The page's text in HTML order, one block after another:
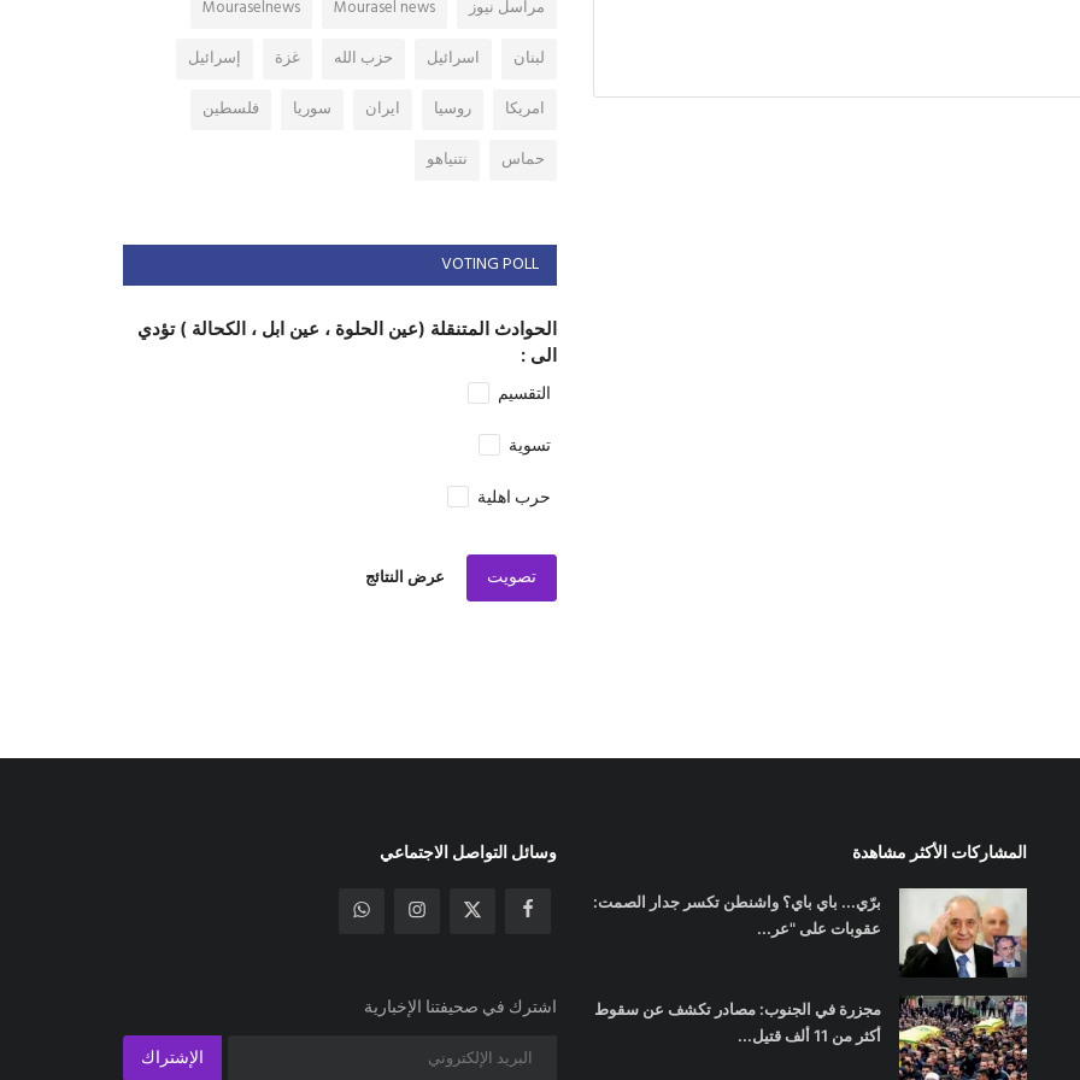
مراسل نيوز Mourasel news
Mouraselnews
لبنان
اسرائيل حزب الله غزة
إسرائيل
امريكا
روسيا ايران سوريا
فلسطين
حماس
نتنياهو
VOTING POLL
الحوادث المتنقلة (عين الحلوة ، عين ابل ، الكحالة ) تؤدي
الى :
التقسيم
تسوية
حرب اهلية
تصويت عرض النتائج
المشاركات الأكثر مشاهدة
برّي... باي باي؟ واشنطن تكسر جدار الصمت:
عقوبات على "عر...
مجزرة في الجنوب: مصادر تكشف عن سقوط
أكثر من 11 ألف قتيل...
وسائل التواصل الاجتماعي
اشترك في صحيفتنا الإخبارية
الإشتراك